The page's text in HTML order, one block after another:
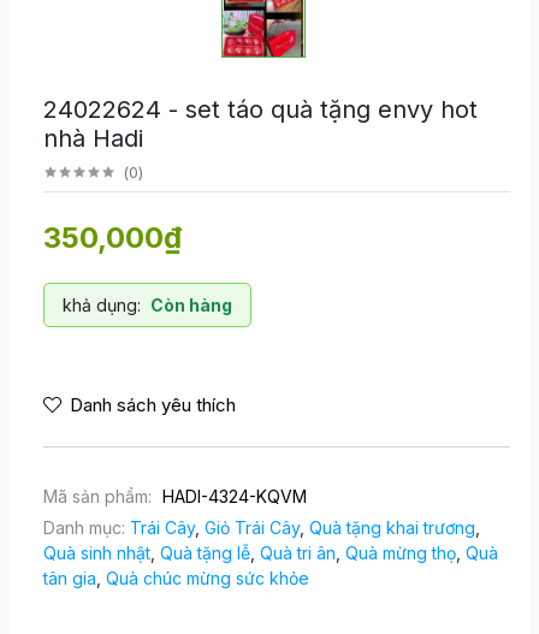
24022624 - set táo quà tặng envy hot
nhà Hadi
(0)
350,000₫
khả dụng: Còn hàng
Danh sách yêu thích
Mã sản phẩm:
HADI-4324-KQVM
Danh mục: Trái Cây, Giỏ Trái Cây, Quà tặng khai trương,
Quà sinh nhật, Quà tặng lễ, Quà tri ân, Quà mừng thọ, Quà
tân gia, Quà chúc mừng sức khỏe